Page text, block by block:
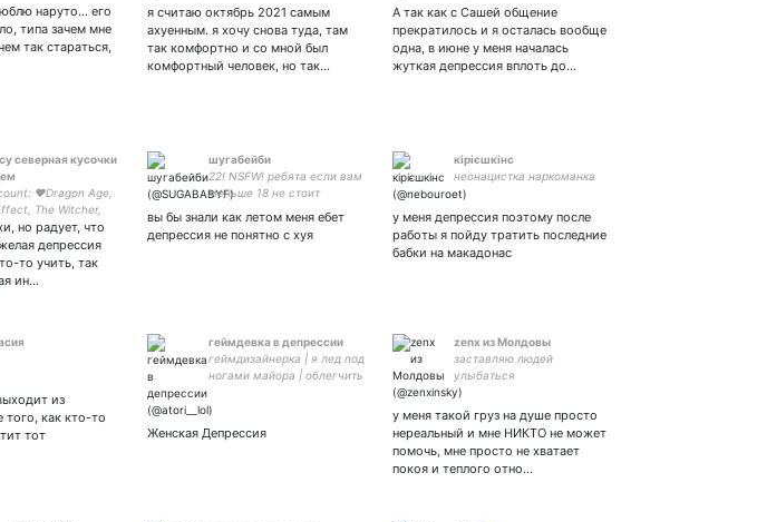
наруто… его
типа зачем мне
так стараться,
я считаю октябрь 2021 самым
ахуенным. я хочу снова туда, там
так комфортно и со мной был
комфортный человек, но так…
А так как с Сашей общение
прекратилось и я осталась вообще
одна, в июне у меня началась
жуткая депрессия вплоть до…
северная кусочки
♥Dragon Age,
The Witcher,
Assassins Creed,
LotR, Dune,
♥
но радует, что
депрессия
то учить, так
ин…
шугабейби
22! NSFW! ребята если вам
меньше 18 не стоит
молодые шутливые вам
все легко. лучше закройте
вы бы знали как летом меня ебет
депрессия не понятно с хуя
кірієшкінс
неонацистка наркоманка
у меня депрессия поэтому после
работы я пойду тратить последние
бабки на макадонас
из
того, как кто-то
тот
геймдевка в депрессии
геймдизайнерка | я лед под
ногами майора | облегчить
закрытка
Женская Депрессия
zenx из Молдовы
заставляю людей
улыбаться
у меня такой груз на душе просто
нереальный и мне НИКТО не может
помочь, мне просто не хватает
покоя и теплого отно…